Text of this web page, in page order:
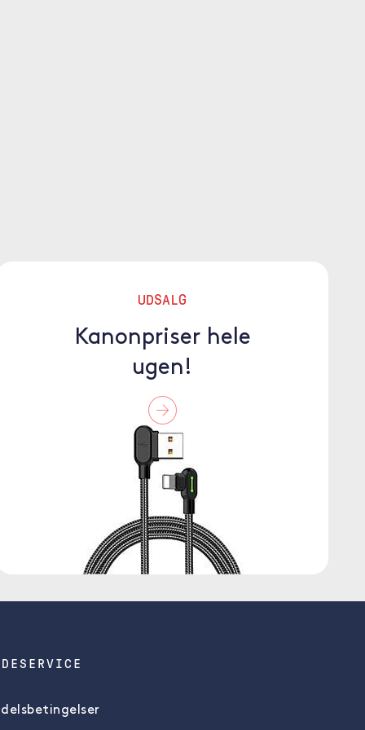
UDSALG
Kanonpriser hele
ugen!